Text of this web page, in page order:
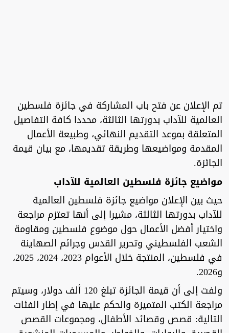
تم الإعلان عن فتح باب المشاركة في جائزة فلسطين
العالمية للآداب بدورتها الثالثة، محددا كافة التفاصيل
المتعلقة بموعد التقديم النهائي، وطبيعة الأعمال
المقدمة ومواضيعها وطريقة تقديمها، مع بيان قيمة
الجائزة.
مواضيع جائزة فلسطين العالمية للآداب
حيث بين الإعلان مواضيع جائزة فلسطين العالمية
للآداب بدورتها الثالثة، مشيرا إلى أنها تعتزم مراجعة
واختيار أفضل الأعمال حول موضوع فلسطين ومقاومة
الشعب الفلسطيني وتحرير القدس وجرائم الصهاينة
في فلسطين، المنتجة خلال الأعوام 2023، 2024، 2025،
و2026.
ولفت إلى أن قيمة الجائزة تبلغ 120 ألف دولار، وسيتم
مراجعة الكتب المتميزة والحكم عليها في إطار الفئات
التالية: قصص وقصائد الأطفال، ومجموعات القصص